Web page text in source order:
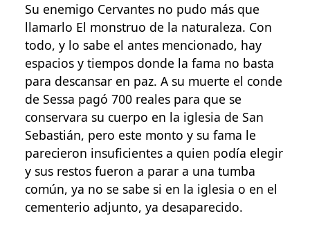
Su enemigo Cervantes no pudo más que
llamarlo El monstruo de la naturaleza. Con
todo, y lo sabe el antes mencionado, hay
espacios y tiempos donde la fama no basta
para descansar en paz. A su muerte el conde
de Sessa pagó 700 reales para que se
conservara su cuerpo en la iglesia de San
Sebastián, pero este monto y su fama le
parecieron insuficientes a quien podía elegir
y sus restos fueron a parar a una tumba
común, ya no se sabe si en la iglesia o en el
cementerio adjunto, ya desaparecido.